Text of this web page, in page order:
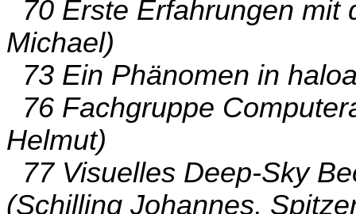
70 Erste Erfahrungen mit
Michael)
73 Ein Phänomen in
76 Fachgruppe
Helmut)
77 Visuelles Deep-Sky
(Schilling Johannes,